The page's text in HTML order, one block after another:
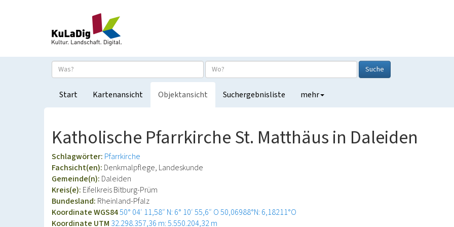
Suche
Start Kartenansicht Objektansicht Suchergebnisliste mehr
Katholische Pfarrkirche St. Matthäus in Daleiden
Schlagwörter: Pfarrkirche
Fachsicht(en): Denkmalpflege, Landeskunde
Gemeinde(n): Daleiden
Kreis(e): Eifelkreis Bitburg-Prüm
Bundesland: Rheinland-Pfalz
Koordinate WGS8450° 04′ 11,58″ N: 6° 10′ 55,6″ O50,06988°N: 6,18211°O
Koordinate UTM 32.298.357,36 m: 5.550.204,32 m